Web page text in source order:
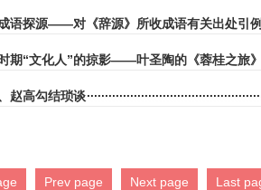
语探源——对《辞源》所收成语有关出处引
期“文化人”的掠影——叶圣陶的《蓉桂之旅》
赵高勾结琐谈
Prev page Next page Last